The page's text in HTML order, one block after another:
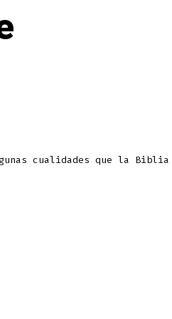
cualidades que la